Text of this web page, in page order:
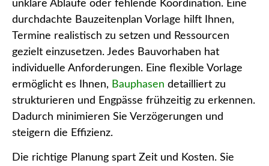
unklare Abläufe oder fehlende Koordination. Eine
durchdachte Bauzeitenplan Vorlage hilft Ihnen,
Termine realistisch zu setzen und Ressourcen
gezielt einzusetzen. Jedes Bauvorhaben hat
individuelle Anforderungen. Eine flexible Vorlage
ermöglicht es Ihnen, Bauphasen detailliert zu
strukturieren und Engpässe frühzeitig zu erkennen.
Dadurch minimieren Sie Verzögerungen und
steigern die Effizienz.
Die richtige Planung spart Zeit und Kosten. Sie